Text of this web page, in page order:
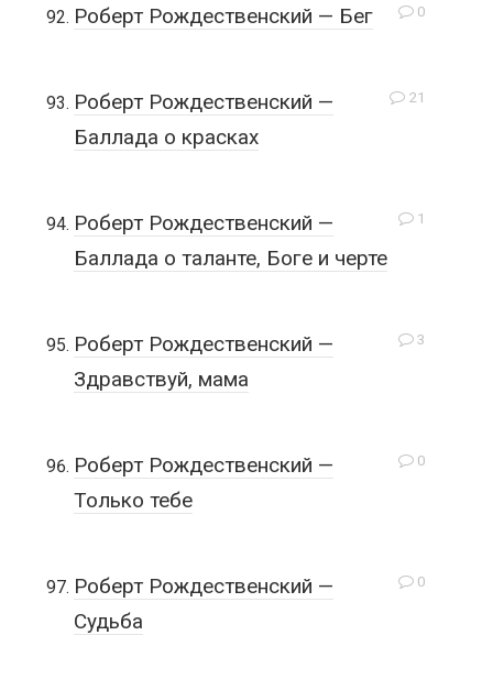
0
Роберт Рождественский — Бег
21
Роберт Рождественский —
Баллада о красках
1
Роберт Рождественский —
Баллада о таланте, Боге и черте
3
Роберт Рождественский —
Здравствуй, мама
0
Роберт Рождественский —
Только тебе
0
Роберт Рождественский —
Судьба